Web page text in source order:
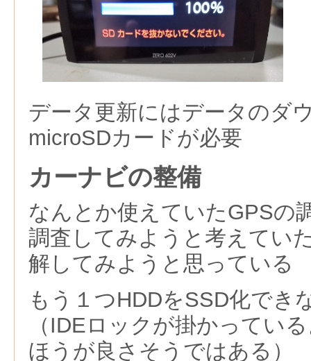
データ更新にはデータのダ
microSDカードが必要
カーナビの整備
なんとか使えていたGPSの
調査してみようと考えてい
解してみようと思っている
もう１つHDDをSSD化でき
（IDEロックが掛かってい
ほうが良さそうではある）